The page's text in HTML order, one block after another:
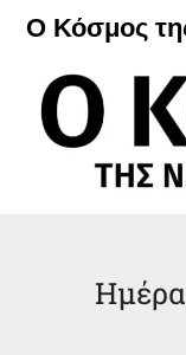
Μετάβαση
περιεχόμενο
Ο Κόσμος